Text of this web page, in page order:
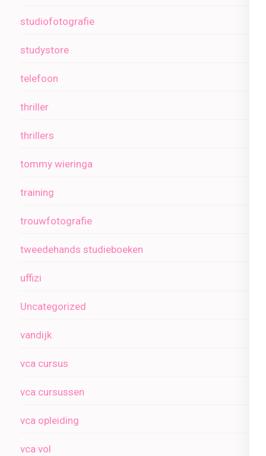
studiofotografie
studystore
telefoon
thriller
thrillers
tommy wieringa
training
trouwfotografie
tweedehands studieboeken
uffizi
Uncategorized
vandijk
vca cursus
vca cursussen
vca opleiding
vca vol